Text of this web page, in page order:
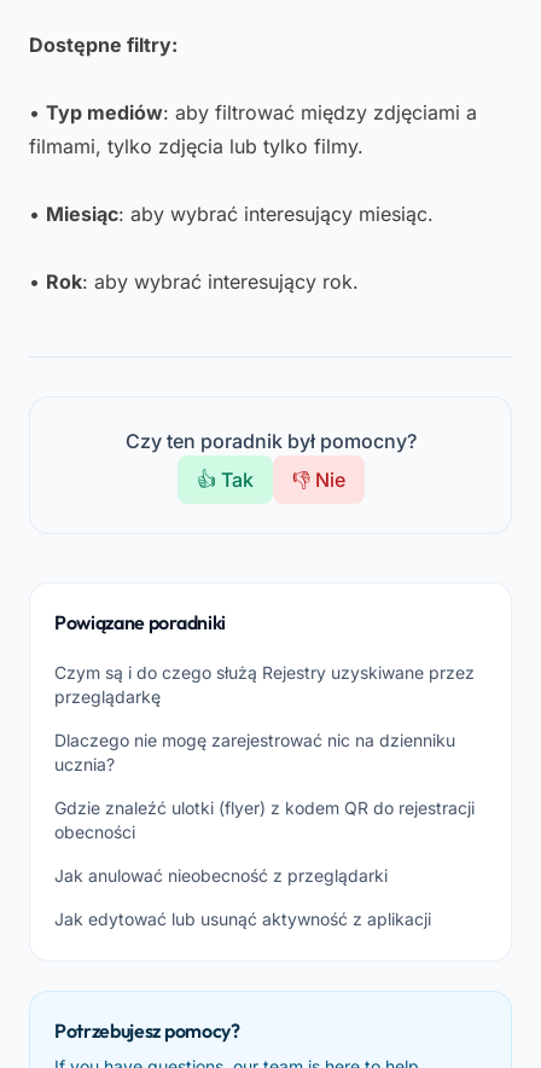
Dostępne filtry:
• Typ mediów: aby filtrować między zdjęciami a
filmami, tylko zdjęcia lub tylko filmy.
• Miesiąc: aby wybrać interesujący miesiąc.
• Rok: aby wybrać interesujący rok.
Czy ten poradnik był pomocny?
👍 Tak
👎 Nie
Powiązane poradniki
Czym są i do czego służą Rejestry uzyskiwane przez
przeglądarkę
Dlaczego nie mogę zarejestrować nic na dzienniku
ucznia?
Gdzie znaleźć ulotki (flyer) z kodem QR do rejestracji
obecności
Jak anulować nieobecność z przeglądarki
Jak edytować lub usunąć aktywność z aplikacji
Potrzebujesz pomocy?